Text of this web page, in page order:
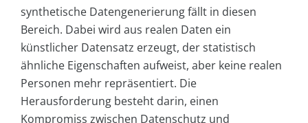
synthetische Datengenerierung fällt in diesen
Bereich. Dabei wird aus realen Daten ein
künstlicher Datensatz erzeugt, der statistisch
ähnliche Eigenschaften aufweist, aber keine realen
Personen mehr repräsentiert. Die
Herausforderung besteht darin, einen
Kompromiss zwischen Datenschutz und